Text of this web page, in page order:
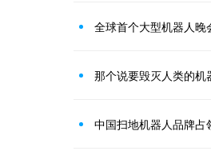
全球首个大型机器人
那个说要毁灭人类的
中国扫地机器人品牌占